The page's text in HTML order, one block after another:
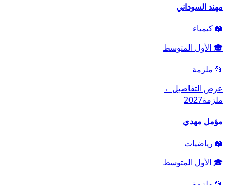
مهند السوداني
📖 كيمياء
🎓 الأول المتوسط
📂 ملزمة
عرض التفاصيل←
ملزمة2027
مؤمل مهدي
📖 رياضيات
🎓 الأول المتوسط